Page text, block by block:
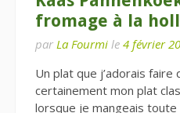
fromage à la
par La Fourmi le 4 février
Un plat que j’adorais faire
certainement mon plat
lorsque je mangeais toute